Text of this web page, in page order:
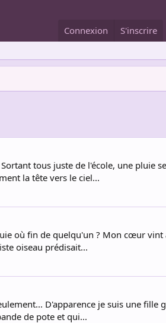
Connexion S'inscrire
tous juste de l'école, une pluie
la tête vers le ciel...
où fin de quelqu'un ? Mon cœur vint
oiseau prédisait...
D'apparence je suis une fille
de pote et qui...